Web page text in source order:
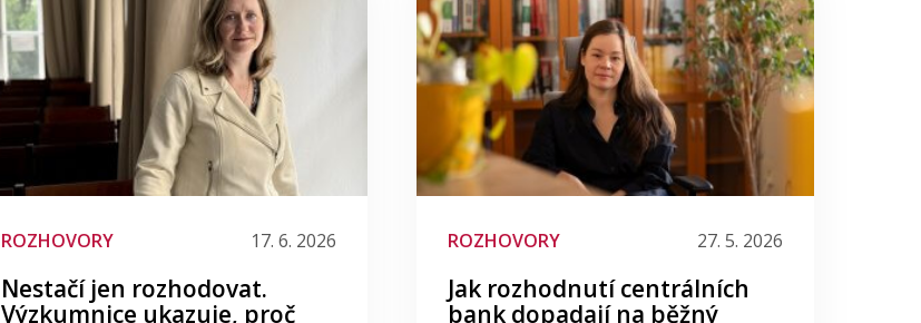
ROZHOVORY 17. 6. 2026
Nestačí jen rozhodovat.
Výzkumnice ukazuje, proč
ROZHOVORY 27. 5. 2026
Jak rozhodnutí centrálních
bank dopadají na běžný